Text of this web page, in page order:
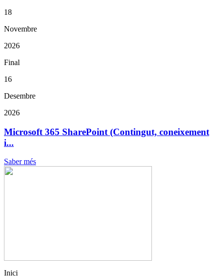
18
Novembre
2026
Final
16
Desembre
2026
Microsoft 365 SharePoint (Contingut, coneixement
i...
Saber més
Inici